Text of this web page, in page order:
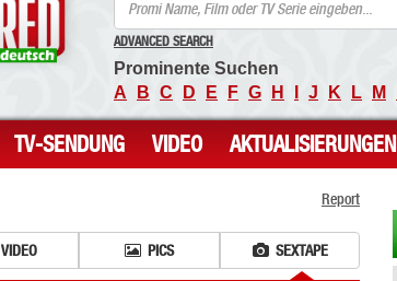
ADVANCED SEARCH
Prominente Suchen
A
B C D E F G H J K L M
TV-SENDUNG VIDEO AKTUALISIERUNGEN
Report
VIDEO PICS SEXTAPE